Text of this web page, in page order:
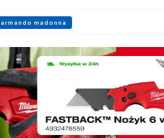
armando madonna